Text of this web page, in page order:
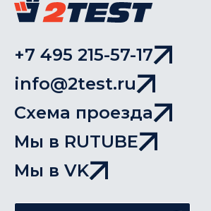
+7 495 215-57-17
info@2test.ru
Схема проезда
Мы в RUTUBE
Мы в VK